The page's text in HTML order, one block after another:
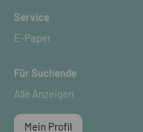
Service
E-Paper
Für Suchende
Alle Anzeigen
Mein Profil